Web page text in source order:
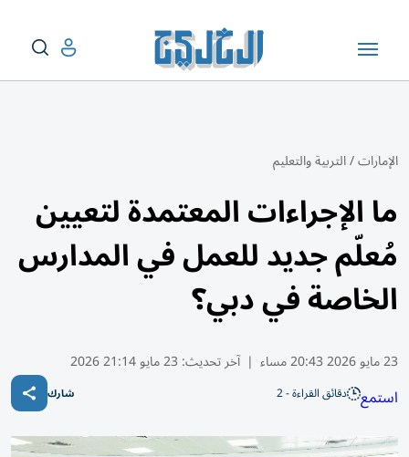
الإمارات/التربية والتعليم
ما الإجراءات المعتمدة لتعيين
مُعلّم جديد للعمل في المدارس
الخاصة في دبي؟
23 مايو 2026 20:43 مساء | آخر تحديث: 23 مايو 21:14 2026
استمع دقائق القراءة - 2 شارك